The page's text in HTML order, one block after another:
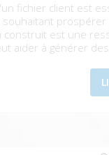
fichier client est
prospérer
construit est une
aider à générer